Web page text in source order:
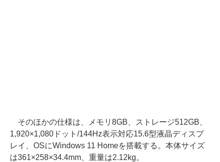
そのほかの仕様は、メモリ8GB、ストレージ512GB、
1,920×1,080ドット/144Hz表示対応15.6型液晶ディスプ
レイ、OSにWindows 11 Homeを搭載する。本体サイズ
は361×258×34.4mm、重量は2.12kg。